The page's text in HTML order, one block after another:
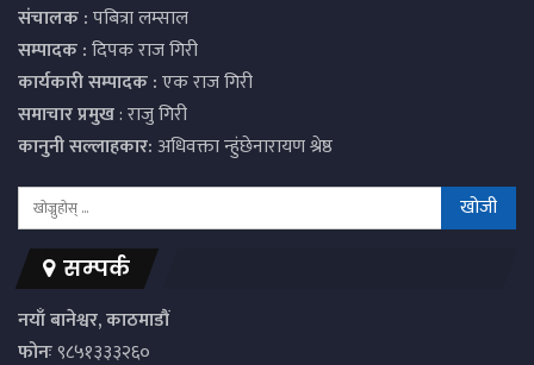
संचालक :पबित्रा लम्साल
सम्पादक :दिपक राज गिरी
कार्यकारी सम्पादक :एक राज गिरी
समाचार प्रमुख: राजु गिरी
कानुनी सल्लाहकार:अधिवक्ता न्हुंछेनारायण श्रेष्ठ
सम्पर्क
नयाँ बानेश्वर, काठमाडौं
फोनः९८५१३३३२६०